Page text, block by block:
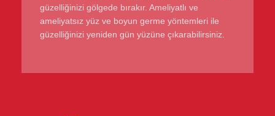
güzelliğinizi gölgede bırakır. Ameliyatlı ve
ameliyatsız yüz ve boyun germe yöntemleri ile
güzelliğinizi yeniden gün yüzüne çıkarabilirsiniz.